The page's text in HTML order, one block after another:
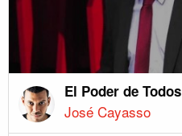
El Poder de Todos
José Cayasso